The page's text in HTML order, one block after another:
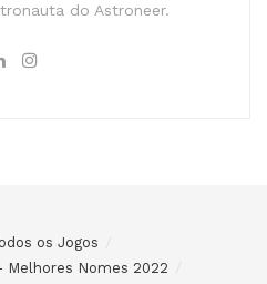
do Astroneer.
os Jogos
Melhores Nomes 2022